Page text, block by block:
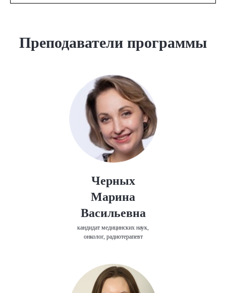
Преподаватели программы
Черных
Марина
Васильевна
кандидат медицинских наук,
онколог, радиотерапевт